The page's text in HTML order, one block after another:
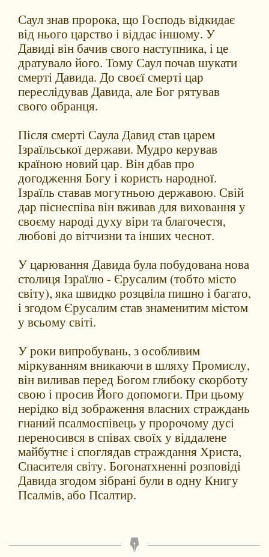
Саул знав пророка, що Господь відкидає
від нього царство і віддає іншому. У
Давиді він бачив свого наступника, і це
дратувало його. Тому Саул почав шукати
смерті Давида. До своєї смерті цар
переслідував Давида, але Бог рятував
свого обранця.
Після смерті Саула Давид став царем
Ізраїльської держави. Мудро керував
країною новий цар. Він дбав про
догодження Богу і користь народної.
Ізраїль ставав могутньою державою. Свій
дар піснеспіва він вживав для виховання у
своєму народі духу віри та благочестя,
любові до вітчизни та інших чеснот.
У царювання Давида була побудована нова
столиця Ізраїлю - Єрусалим (тобто місто
світу), яка швидко розцвіла пишно і багато,
і згодом Єрусалим став знаменитим містом
у всьому світі.
У роки випробувань, з особливим
міркуванням вникаючи в шляху Промислу,
він виливав перед Богом глибоку скорботу
свою і просив Його допомоги. При цьому
нерідко від зображення власних страждань
гнаний псалмоспівець у пророчому дусі
переносився в співах своїх у віддалене
майбутнє і споглядав страждання Христа,
Спасителя світу. Богонатхненні розповіді
Давида згодом зібрані були в одну Книгу
Псалмів, або Псалтир.